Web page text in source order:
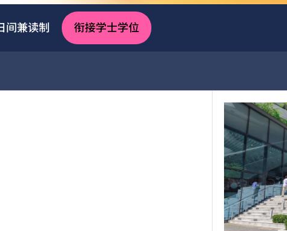
间兼读制 衔接学士学位